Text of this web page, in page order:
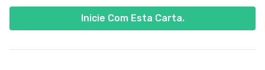
Inicie Com Esta Carta.